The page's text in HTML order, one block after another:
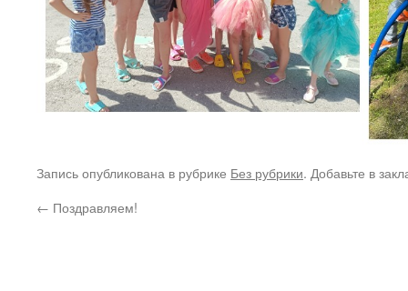
Запись опубликована в рубрике Без рубрики. Добавьте в
← Поздравляем!